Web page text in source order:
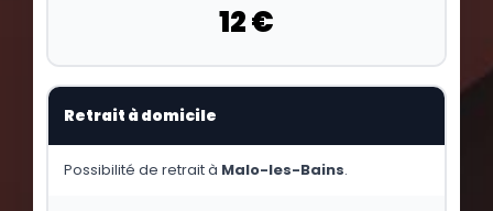
12 €
Retrait à domicile
Possibilité de retrait à Malo-les-Bains.